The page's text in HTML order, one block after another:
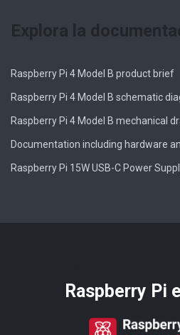
Explora la
Raspberry Pi 4 Model B product brief
Raspberry Pi 4 Model B schematic
Raspberry Pi 4 Model B mechanical
Documentation including hardware
Raspberry Pi 15W USB-C Power
Raspberry Pi​